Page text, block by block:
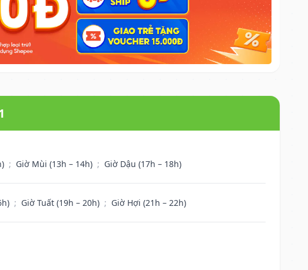
; Giờ Mùi (13h – 14h) ; Giờ Dậu (17h – 18h)
; Giờ Tuất (19h – 20h) ; Giờ Hợi (21h – 22h)